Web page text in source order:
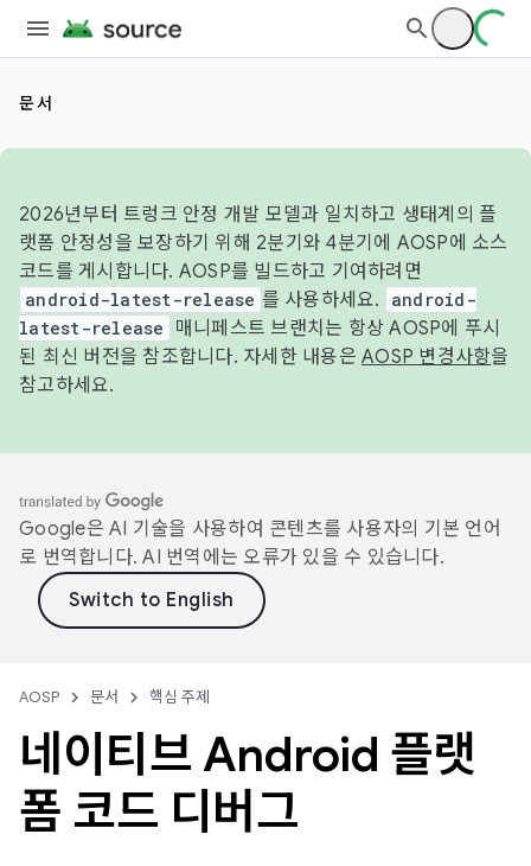
문서
2026년부터 트렁크 안정 개발 모델과 일치하고 생태계의 플
랫폼 안정성을 보장하기 위해 2분기와 4분기에 AOSP에 소스
코드를 게시합니다. AOSP를 빌드하고 기여하려면
android-latest-release 를 사용하세요.
android-
latest-release
매니페스트 브랜치는 항상 AOSP에 푸시
된 최신 버전을 참조합니다. 자세한 내용은 AOSP 변경사항을
참고하세요.
Google은 AI 기술을 사용하여 콘텐츠를 사용자의 기본 언어
로 번역합니다. AI 번역에는 오류가 있을 수 있습니다.
AOSP 문서 핵심 주제
네이티브 Android 플랫
폼 코드 디버그